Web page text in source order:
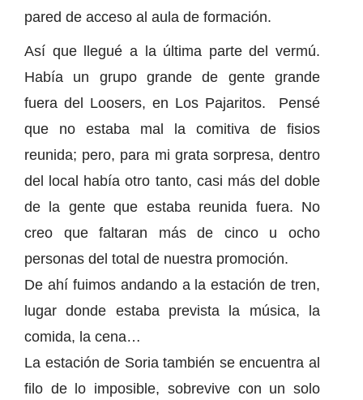
pared de acceso al aula de formación.
Así que llegué a la última parte del vermú.
Había un grupo grande de gente grande
fuera del Loosers, en Los Pajaritos. Pensé
que no estaba mal la comitiva de fisios
reunida; pero, para mi grata sorpresa, dentro
del local había otro tanto, casi más del doble
de la gente que estaba reunida fuera. No
creo que faltaran más de cinco u ocho
personas del total de nuestra promoción.
De ahí fuimos andando a la estación de tren,
lugar donde estaba prevista la música, la
comida, la cena…
La estación de Soria también se encuentra al
filo de lo imposible, sobrevive con un solo